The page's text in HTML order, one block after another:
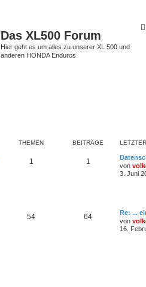
Das XL500 Forum
Hier geht es um alles zu unserer XL 500 und
anderen HONDA Enduros
THEMEN BEITRÄGE
1 1
von
3. Juni
54 64
Re: ...
von
16.